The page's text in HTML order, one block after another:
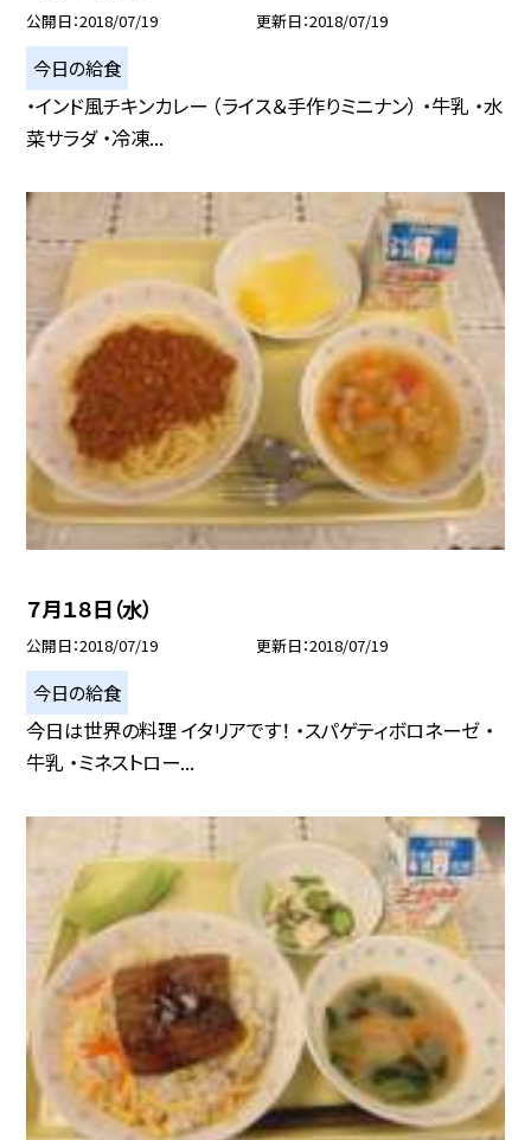
公開日 2018/07/19 更新日 2018/07/19
今日の給食
・インド風チキンカレー （ライス＆手作りミニナン） ・牛乳 ・水
菜サラダ ・冷凍...
７月１８日（水）
公開日 2018/07/19 更新日 2018/07/19
今日の給食
今日は世界の料理 イタリアです！ ・スパゲティボロネーゼ ・
牛乳 ・ミネストロー...